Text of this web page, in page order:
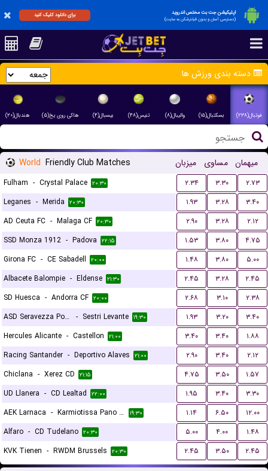
اپلیکیشن جت بت مختص اندروید
(دسترسی آسان و بدون فیلترشکن به سایت)
برای دانلود کلیک کنید
دسته بندی ورزش ها
فوتبال(۲۳۸) بسکتبال(۱۵) والیبال(۸) تنیس(۴۸) بیسبال(۴) هاکی روی یخ(۵) هندبال(۲۰)
World Friendly Club Matches میزبان مساوی میهمان
Fulham - Crystal Palace ۲۰:۳۰ ۲.۳۴ ۳.۳۰
۲.۷۳
Leganes - Merida ۲۰:۳۰ ۱.۹۳ ۳.۲۸
۳.۴۰
AD Ceuta FC - Malaga CF ۲۰:۳۰ ۲.۹۰ ۳.۲۸
۲.۱۲
SSD Monza 1912 - Padova ۲۲:۱۵ ۱.۵۳ ۳.۸۰
۴.۷۵
Girona FC - CE Sabadell ۲۰:۰۰ ۱.۴۸ ۳.۸۰
۵.۰۰
Albacete Balompie - Eldense ۲۱:۳۰ ۲.۴۵ ۳.۲۸
۲.۴۵
SD Huesca - Andorra CF ۲۰:۰۰ ۲.۶۸ ۳.۱۰
۲.۳۸
ASD Seravezza Pozzi Calcio
- Sestri Levante ۱۹:۳۰ ۱.۹۳ ۳.۲۰
۳.۴۰
Hercules Alicante - Castellon ۲۱:۰۰ ۳.۴۰ ۳.۴۰
۱.۸۸
Racing Santander - Deportivo Alaves ۲۱:۰۰ ۲.۹۰ ۳.۴۰
۲.۱۲
Chiclana - Xerez CD ۲۱:۱۵ ۴.۷۵ ۳.۵۰
۱.۵۷
UD Llanera - CD Lealtad ۲۲:۰۰ ۱.۹۵ ۳.۴۰
۳.۳۰
AEK Larnaca - Karmiotissa Pano Polemidion ۱۹:۳۰ ۱.۱۴ ۶.۵۰
۱۲.۰۰
Alfaro - CD Tudelano ۲۰:۳۰ ۵.۰۰ ۴.۰۰
۱.۴۸
KVK Tienen - RWDM Brussels ۲۰:۳۰ ۲.۴۵ ۳.۵۰ ۲.۴۵